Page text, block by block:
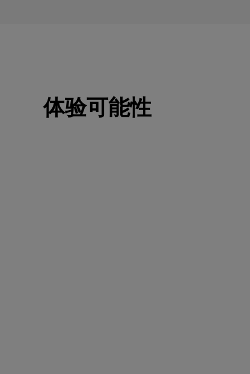
体验可能性